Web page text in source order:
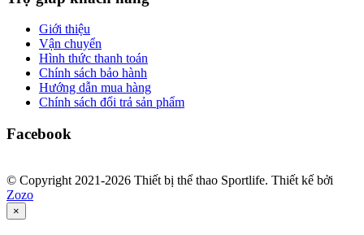
Giới thiệu
Vận chuyển
Hình thức thanh toán
Chính sách bảo hành
Hướng dẫn mua hàng
Chính sách đổi trả sản phẩm
Facebook
© Copyright 2021-2026 Thiết bị thể thao Sportlife. Thiết kế bởi
Zozo
×